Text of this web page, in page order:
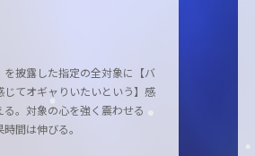
を披露した指定の全対象に【バ
じてオギャりいたいという】感
る。対象の心を強く震わせる
間は伸びる。